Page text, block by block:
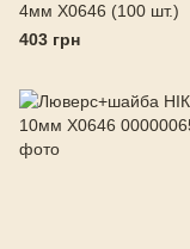
4мм X0646 (100 шт.)
403 грн